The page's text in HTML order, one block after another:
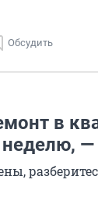
Обсудить
в
—